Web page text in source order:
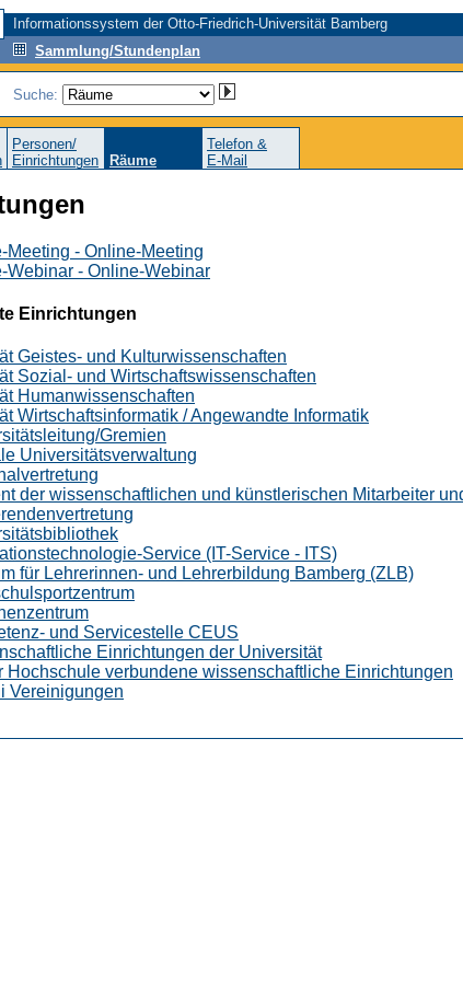
Informationssystem der Otto-Friedrich-Universität Bamberg
Sammlung/Stundenplan
Suche:
Personen/
Einrichtungen
Räume
Telefon &
E-Mail
Meeting - Online-Meeting
Webinar - Online-Webinar
Einrichtungen
Geistes- und Kulturwissenschaften
Sozial- und Wirtschaftswissenschaften
Humanwissenschaften
Wirtschaftsinformatik / Angewandte Informatik
Gremien
Universitätsverwaltung
der wissenschaftlichen und künstlerischen Mitarbeiter
Service (IT-Service - ITS)
für Lehrerinnen- und Lehrerbildung Bamberg (ZLB)
und Servicestelle CEUS
Einrichtungen der Universität
Hochschule verbundene wissenschaftliche Einrichtungen
Vereinigungen